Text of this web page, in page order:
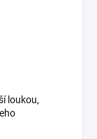
loukou,